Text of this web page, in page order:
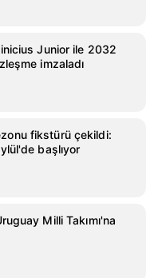
Junior ile 2032
imzaladı
fikstürü çekildi:
başlıyor
Milli Takımı'na